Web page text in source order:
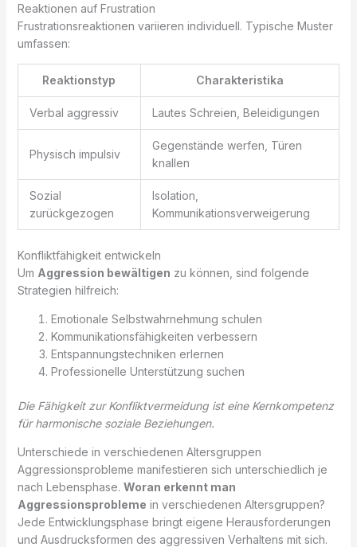
Reaktionen auf Frustration
Frustrationsreaktionen variieren individuell. Typische Muster
umfassen:
Reaktionstyp Charakteristika
Verbal aggressiv Lautes Schreien, Beleidigungen
Physisch impulsiv
Gegenstände werfen, Türen
knallen
Sozial
zurückgezogen
Isolation,
Kommunikationsverweigerung
Konfliktfähigkeit entwickeln
Um Aggression bewältigen zu können, sind folgende
Strategien hilfreich:
Emotionale Selbstwahrnehmung schulen
Kommunikationsfähigkeiten verbessern
Entspannungstechniken erlernen
Professionelle Unterstützung suchen
Die Fähigkeit zur Konfliktvermeidung ist eine Kernkompetenz
für harmonische soziale Beziehungen.
Unterschiede in verschiedenen Altersgruppen
Aggressionsprobleme manifestieren sich unterschiedlich je
nach Lebensphase. Woran erkennt man
Aggressionsprobleme in verschiedenen Altersgruppen?
Jede Entwicklungsphase bringt eigene Herausforderungen
und Ausdrucksformen des aggressiven Verhaltens mit sich.